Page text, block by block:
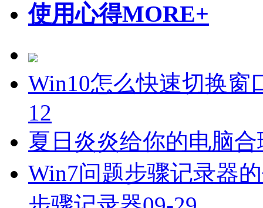
使用心得MORE+
Win10怎么快速切换窗
12
夏日炎炎给你的电脑
Win7问题步骤记录器